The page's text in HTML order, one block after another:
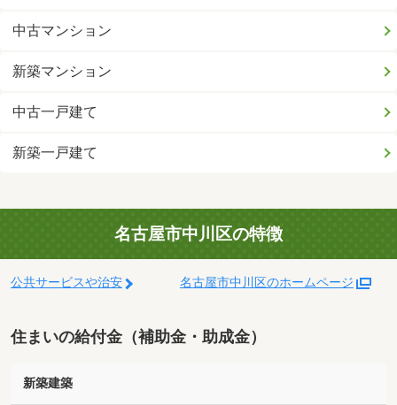
中古マンション
新築マンション
中古一戸建て
新築一戸建て
名古屋市中川区の特徴
公共サービスや治安 名古屋市中川区のホームページ
住まいの給付金（補助金・助成金）
新築建築